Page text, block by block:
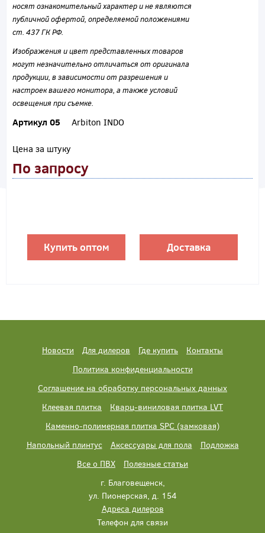
носят ознакомительный характер и не являются
публичной офертой, определяемой положениями
ст. 437 ГК РФ.
Изображения и цвет представленных товаров
могут незначительно отличаться от оригинала
продукции, в зависимости от разрешения и
настроек вашего монитора, а также условий
освещения при съемке.
Артикул 05 Arbiton INDO
Цена за штуку
По запросу
Купить оптом Доставка
Новости Для дилеров Где купить
Контакты
Политика конфиденциальности
Соглашение на обработку персональных данных
Клеевая плитка
Кварц-виниловая плитка LVT
Каменно-полимерная плитка SPC (замковая)
Напольный плинтус
Аксессуары для пола
Подложка
Все о ПВХ
Полезные статьи
г. Благовещенск,
ул. Пионерская, д. 154
Адреса дилеров
Телефон для связи